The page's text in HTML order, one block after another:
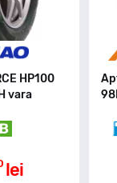
HP100
vara
lei